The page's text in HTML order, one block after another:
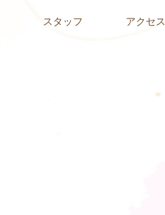
スタッフ アクセス